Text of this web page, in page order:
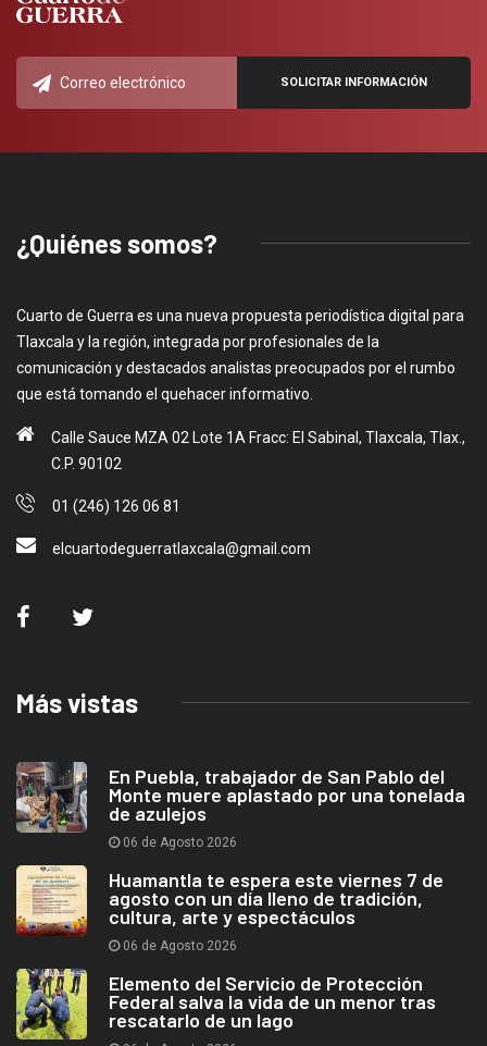
¿Quiénes somos?
Cuarto de Guerra es una nueva propuesta periodística digital para
Tlaxcala y la región, integrada por profesionales de la
comunicación y destacados analistas preocupados por el rumbo
que está tomando el quehacer informativo.
Calle Sauce MZA 02 Lote 1A Fracc: El Sabinal, Tlaxcala, Tlax.,
C.P. 90102
01 (246) 126 06 81
elcuartodeguerratlaxcala@gmail.com
Más vistas
En Puebla, trabajador de San Pablo del
Monte muere aplastado por una tonelada
de azulejos
06 de Agosto 2026
Huamantla te espera este viernes 7 de
agosto con un día lleno de tradición,
cultura, arte y espectáculos
06 de Agosto 2026
Elemento del Servicio de Protección
Federal salva la vida de un menor tras
rescatarlo de un lago